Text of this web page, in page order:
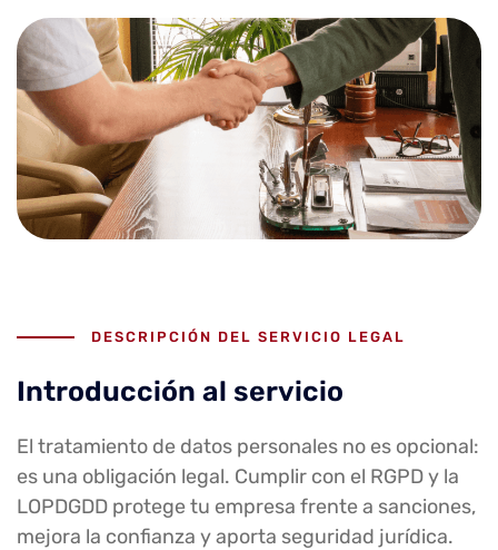
DESCRIPCIÓN DEL SERVICIO LEGAL
Introducción al servicio
El tratamiento de datos personales no es opcional:
es una obligación legal. Cumplir con el RGPD y la
LOPDGDD protege tu empresa frente a sanciones,
mejora la confianza y aporta seguridad jurídica.